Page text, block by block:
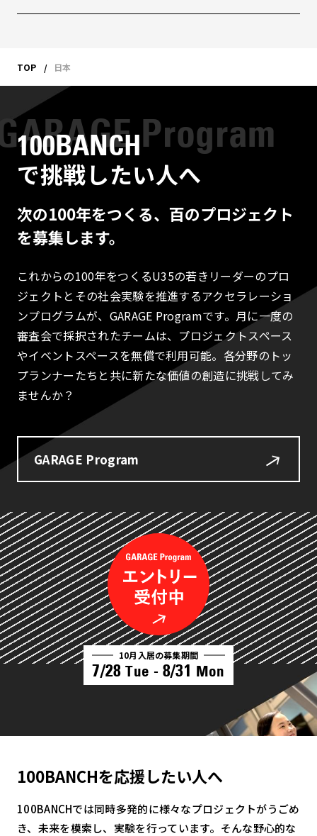
TOP 日本
100BANCH
で挑戦したい人へ
次の100年をつくる、百のプロジェクト
を募集します。
これからの100年をつくるU35の若きリーダーのプロ
ジェクトとその社会実験を推進するアクセラレーショ
ンプログラムが、GARAGE Programです。月に一度の
審査会で採択されたチームは、プロジェクトスペース
やイベントスペースを無償で利用可能。各分野のトッ
プランナーたちと共に新たな価値の創造に挑戦してみ
ませんか？
GARAGE Program
10月入居の募集期間
7/28 Tue - 8/31 Mon
100BANCHを応援したい人へ
100BANCHでは同時多発的に様々なプロジェクトがうごめ
き、未来を模索し、実験を行っています。そんな野心的な